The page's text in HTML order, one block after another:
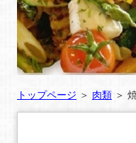
トップページ ＞ 肉類＞